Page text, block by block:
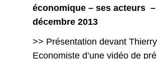
économique – ses acteurs
décembre 2013
>> Présentation devant
Economiste d’une vidéo de